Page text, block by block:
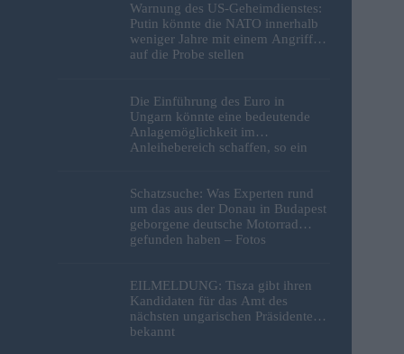
Warnung des US-Geheimdienstes:
Putin könnte die NATO innerhalb
weniger Jahre mit einem Angriff
auf die Probe stellen
Die Einführung des Euro in
Ungarn könnte eine bedeutende
Anlagemöglichkeit im
Anleihebereich schaffen, so ein
Schatzsuche: Was Experten rund
um das aus der Donau in Budapest
geborgene deutsche Motorrad
gefunden haben – Fotos
EILMELDUNG: Tisza gibt ihren
Kandidaten für das Amt des
nächsten ungarischen Präsidenten
bekannt